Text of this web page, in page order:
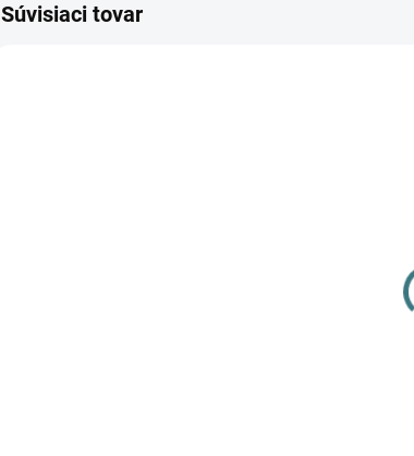
Súvisiaci tovar